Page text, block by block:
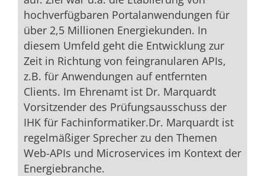
hochverfügbaren Portalanwendungen für
über 2,5 Millionen Energiekunden. In
diesem Umfeld geht die Entwicklung zur
Zeit in Richtung von feingranularen APIs,
z.B. für Anwendungen auf entfernten
Clients. Im Ehrenamt ist Dr. Marquardt
Vorsitzender des Prüfungsausschuss der
IHK für Fachinformatiker.Dr. Marquardt ist
regelmäßiger Sprecher zu den Themen
Web-APIs und Microservices im Kontext der
Energiebranche.